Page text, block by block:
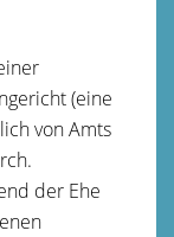
(eine
von Amts
der Ehe